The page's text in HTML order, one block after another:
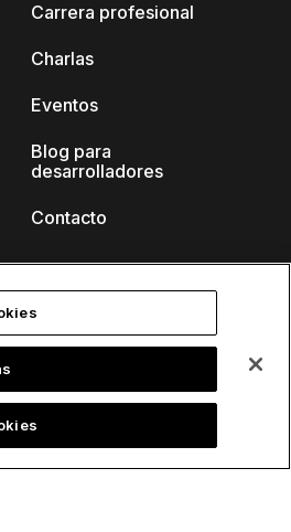
Carrera profesional
Charlas
Eventos
Blog para
desarrolladores
Contacto